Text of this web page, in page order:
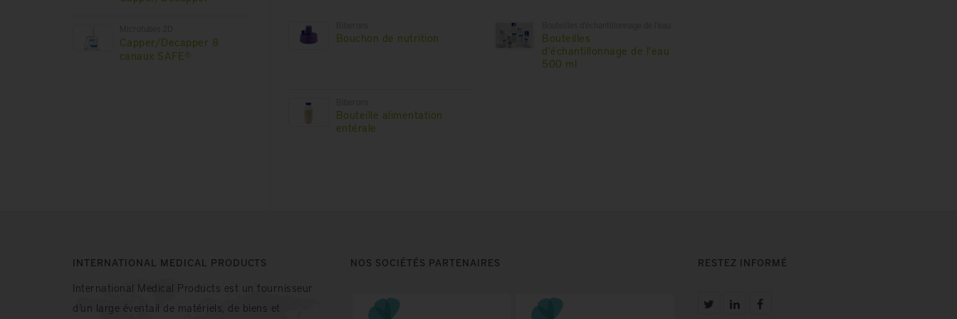
Bouchon de nutrition
Bouteille alimentation
entérale
Bouteilles
d'échantillonnage de l'eau
500 ml
Capper/Decapper 8
canaux SAFE®
INTERNATIONAL MEDICAL PRODUCTS
International Medical Products est un fournisseur
d’un large éventail de matériels, de biens et
NOS SOCIÉTÉS PARTENAIRES RESTEZ INFORMÉ